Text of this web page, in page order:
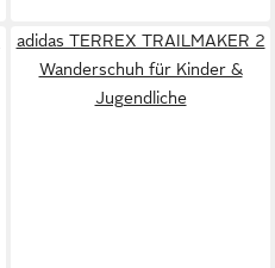
adidas TERREX TRAILMAKER 2
Wanderschuh für Kinder &
Jugendliche